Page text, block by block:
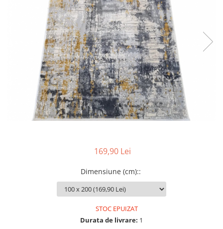
169,90 Lei
Dimensiune (cm)::
STOC EPUIZAT
Durata de livrare: 1